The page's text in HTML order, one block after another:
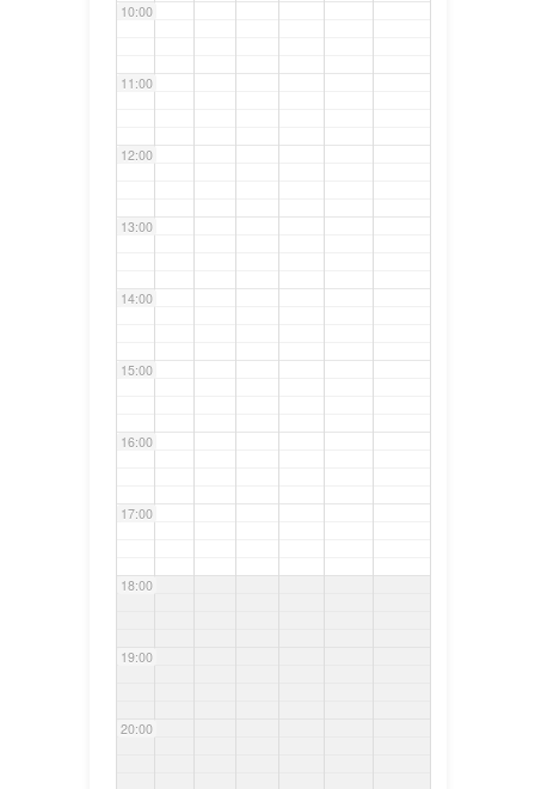
10:00
11:00
12:00
13:00
14:00
15:00
16:00
17:00
18:00
19:00
20:00